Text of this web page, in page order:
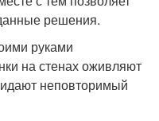
решения.
руками
на стенах оживляют
неповторимый